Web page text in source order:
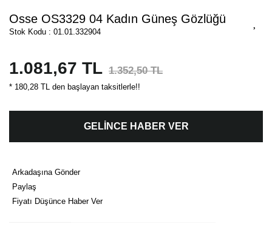
Osse OS3329 04 Kadın Güneş Gözlüğü
Stok Kodu : 01.01.332904
1.081,67 TL 1.352,50 TL
* 180,28 TL den başlayan taksitlerle!!
GELİNCE HABER VER
Arkadaşına Gönder
Paylaş
Fiyatı Düşünce Haber Ver